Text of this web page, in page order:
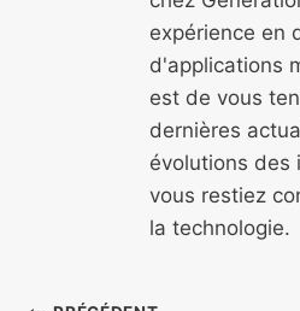
expérience en
d'applications
est de vous
dernières
évolutions des
vous restiez
la technologie.